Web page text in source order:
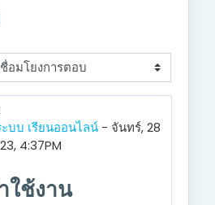
บบ เรียนออนไลน์ - จันทร์, 28
4:37PM
ใช้งาน